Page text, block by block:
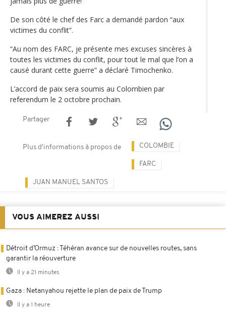
De son côté le chef des Farc a demandé pardon “aux
victimes du conflit”.
“Au nom des FARC, je présente mes excuses sincères à
toutes les victimes du conflit, pour tout le mal que l’on a
causé durant cette guerre” a déclaré Timochenko.
L’accord de paix sera soumis au Colombien par
referendum le 2 octobre prochain.
Partager
Plus d'informations à propos de COLOMBIE
FARC
JUAN MANUEL SANTOS
VOUS AIMEREZ AUSSI
Détroit d’Ormuz : Téhéran avance sur de nouvelles routes, sans
garantir la réouverture
Il y a 21 minutes
Gaza : Netanyahou rejette le plan de paix de Trump
Il y a 1 heure